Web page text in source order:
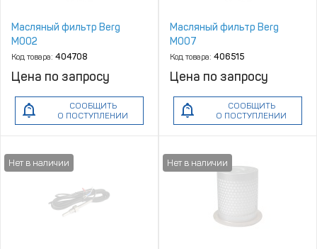
Масляный фильтр Berg
M002
Код товара: 404708
Цена по запросу
СООБЩИТЬ
О ПОСТУПЛЕНИИ
Масляный фильтр Berg
M007
Код товара: 406515
Цена по запросу
СООБЩИТЬ
О ПОСТУПЛЕНИИ